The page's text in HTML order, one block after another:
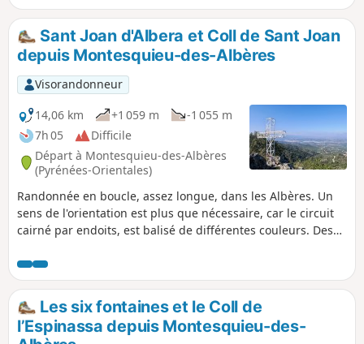
Sant Joan d'Albera et Coll de Sant Joan
depuis Montesquieu-des-Albères
Visorandonneur
14,06 km
+1 059 m
-1 055 m
7h 05
Difficile
Départ à Montesquieu-des-Albères
(Pyrénées-Orientales)
Randonnée en boucle, assez longue, dans les Albères. Un
sens de l'orientation est plus que nécessaire, car le circuit
cairné par endoits, est balisé de différentes couleurs. Des
Malheureusement, les indications ont été enlevées par
endroits. Accessible en transport en commun, bus à 1€, voir
infos pratiques.
Les six fontaines et le Coll de
l’Espinassa depuis Montesquieu-des-